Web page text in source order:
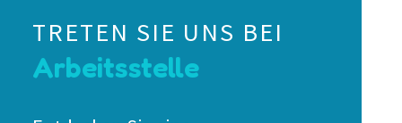
TRETEN SIE UNS BEI
Arbeitsstelle